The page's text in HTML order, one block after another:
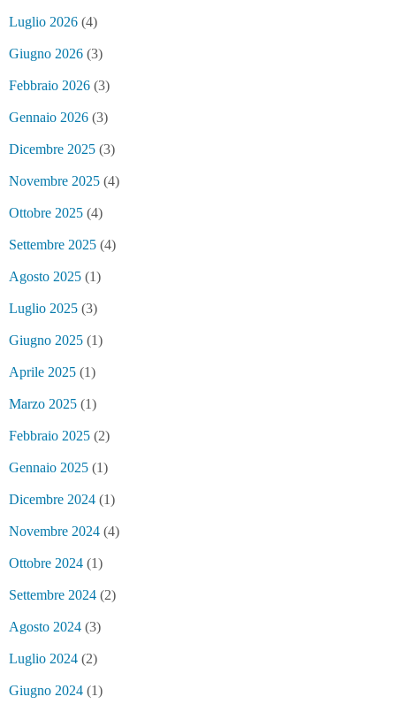
Luglio 2026 (4)
Giugno 2026 (3)
Febbraio 2026 (3)
Gennaio 2026 (3)
Dicembre 2025 (3)
Novembre 2025 (4)
Ottobre 2025 (4)
Settembre 2025 (4)
Agosto 2025 (1)
Luglio 2025 (3)
Giugno 2025 (1)
Aprile 2025 (1)
Marzo 2025 (1)
Febbraio 2025 (2)
Gennaio 2025 (1)
Dicembre 2024 (1)
Novembre 2024 (4)
Ottobre 2024 (1)
Settembre 2024 (2)
Agosto 2024 (3)
Luglio 2024 (2)
Giugno 2024 (1)